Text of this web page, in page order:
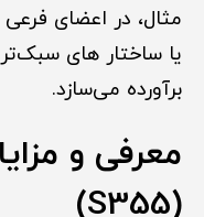
مثال، در اعضای
یا ساختار های
برآورده می‌سازد.
(S355)